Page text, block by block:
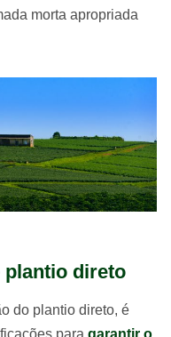
morta apropriada
plantio direto
do plantio direto, é
para garantir o